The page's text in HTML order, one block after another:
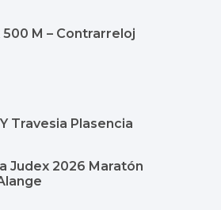
500 M – Contrarreloj
Travesia Plasencia
Judex 2026 Maratón